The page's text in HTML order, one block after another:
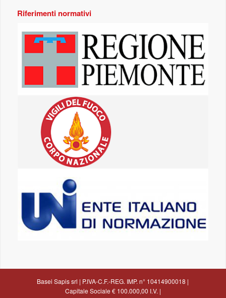
Riferimenti normativi
Basei Sapis srl | P.IVA-C.F.-REG. IMP. n° 10414900018 |
Capitale Sociale € 100.000,00 I.V. |